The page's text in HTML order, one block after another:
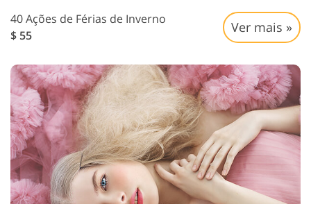
40 Ações de Férias de Inverno
$ 55
Ver mais »